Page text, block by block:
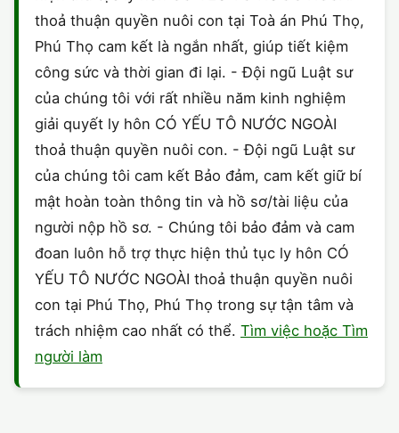
thoả thuận quyền nuôi con tại Toà án Phú Thọ,
Phú Thọ cam kết là ngắn nhất, giúp tiết kiệm
công sức và thời gian đi lại. - Đội ngũ Luật sư
của chúng tôi với rất nhiều năm kinh nghiệm
giải quyết ly hôn CÓ YẾU TÔ NƯỚC NGOÀI
thoả thuận quyền nuôi con. - Đội ngũ Luật sư
của chúng tôi cam kết Bảo đảm, cam kết giữ bí
mật hoàn toàn thông tin và hồ sơ/tài liệu của
người nộp hồ sơ. - Chúng tôi bảo đảm và cam
đoan luôn hỗ trợ thực hiện thủ tục ly hôn CÓ
YẾU TÔ NƯỚC NGOÀI thoả thuận quyền nuôi
con tại Phú Thọ, Phú Thọ trong sự tận tâm và
trách nhiệm cao nhất có thể. Tìm việc hoặc Tìm
người làm